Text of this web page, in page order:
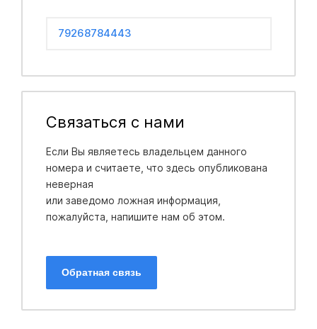
79268784443
Связаться с нами
Если Вы являетесь владельцем данного
номера и считаете, что здесь опубликована
неверная
или заведомо ложная информация,
пожалуйста, напишите нам об этом.
Обратная связь